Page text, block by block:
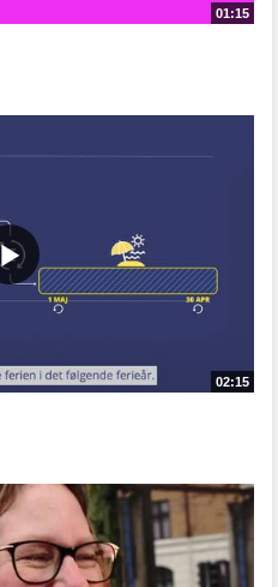
01:15
02:15